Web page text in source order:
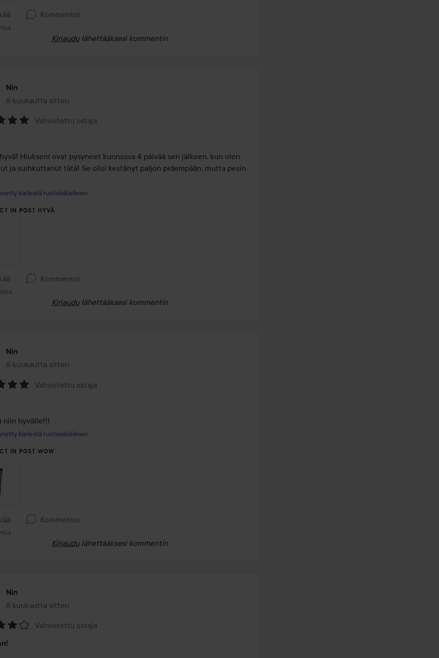
Kommentoi
Kirjaudu lähettääksesi kommentin
Nin
8 kuukautta sitten
Viesti luotiin 8 kuukautta sitten
Vahvistettu ostaja
Hiukseni ovat pysyneet kunnossa 4 päivää sen jälkeen, kun olen
ja suihkuttanut tätä! Se olisi kestänyt paljon pidempään, mutta pesin
kielestä ruotsinkielinen
IN POST HYVÄ
Kommentoi
Kirjaudu lähettääksesi kommentin
Nin
8 kuukautta sitten
Viesti luotiin 8 kuukautta sitten
Vahvistettu ostaja
niin hyvälle!!!
kielestä ruotsinkielinen
IN POST WOW
Kommentoi
Kirjaudu lähettääksesi kommentin
Nin
8 kuukautta sitten
Viesti luotiin 8 kuukautta sitten
Vahvistettu ostaja